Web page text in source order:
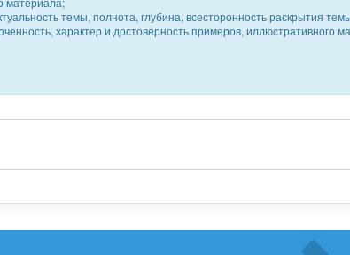
темы, полнота, глубина, всесторонность раскрытия
характер и достоверность примеров, иллюстративного